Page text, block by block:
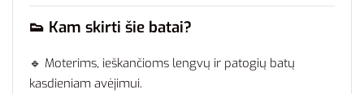
👟 Kam skirti šie batai?
🔹 Moterims, ieškančioms lengvų ir patogių batų
kasdieniam avėjimui.